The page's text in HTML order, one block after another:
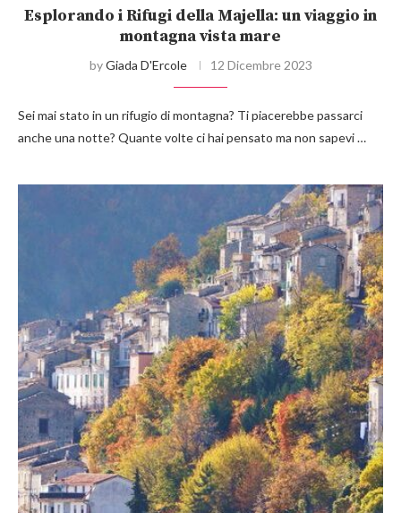
Esplorando i Rifugi della Majella: un viaggio in
montagna vista mare
byGiada D'Ercole 12 Dicembre 2023
Sei mai stato in un rifugio di montagna? Ti piacerebbe passarci
anche una notte? Quante volte ci hai pensato ma non sapevi …